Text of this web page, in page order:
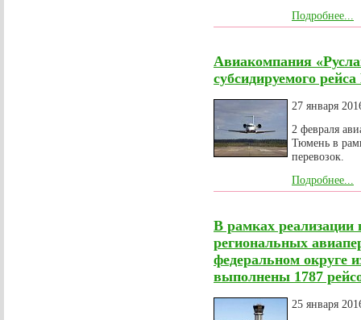
Подробнее...
Авиакомпания
субсидируемого
27 января
2 февраля
Тюмень в
перевозок.
Подробнее...
В рамках
региональных
федеральном округе
выполнены 1787
25 января